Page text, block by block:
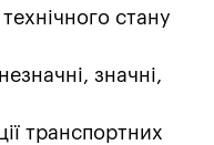
стану
значні,
транспортних